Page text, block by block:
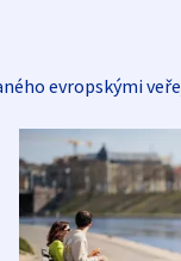
evropskými